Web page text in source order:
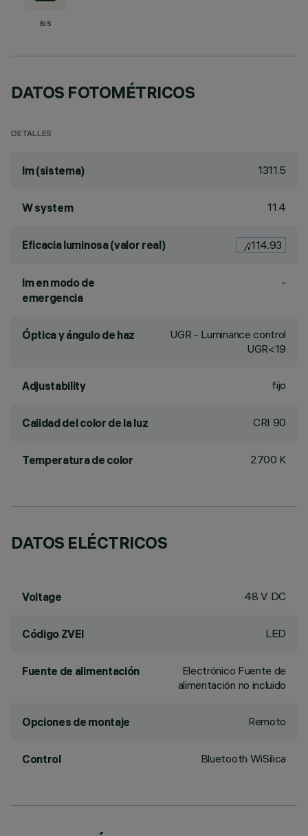
BIS
DATOS FOTOMÉTRICOS
DETALLES
lm (sistema) 1311.5
W system 11.4
Eficacia luminosa (valor real) 114.93
lm en modo de
emergencia
-
Óptica y ángulo de haz
UGR - Luminance control
UGR<19
Adjustability fijo
Calidad del color de la luz CRI 90
Temperatura de color 2700 K
DATOS ELÉCTRICOS
Voltage 48 V DC
Código ZVEI LED
Fuente de alimentación
Electrónico Fuente de
alimentación no incluido
Opciones de montaje Remoto
Control Bluetooth WiSilica